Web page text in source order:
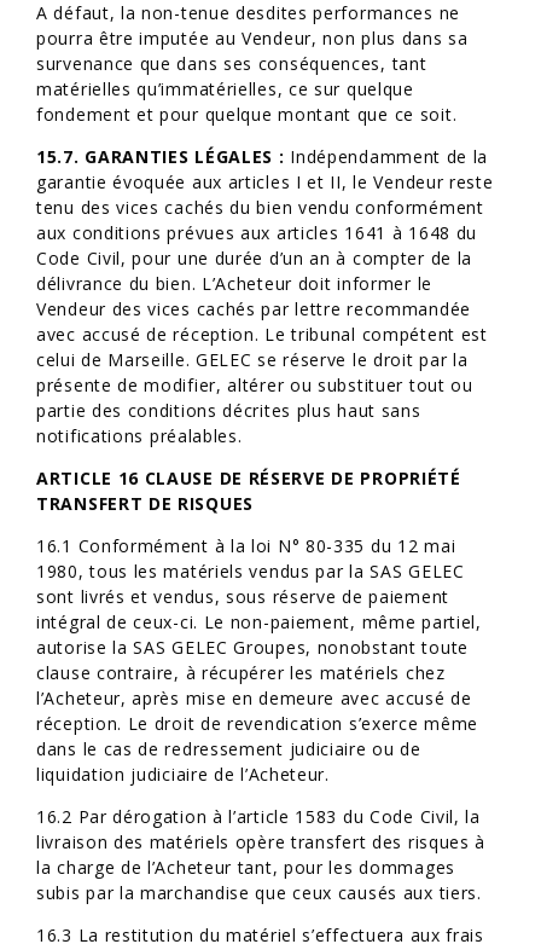
A défaut, la non-tenue desdites performances ne
pourra être imputée au Vendeur, non plus dans sa
survenance que dans ses conséquences, tant
matérielles qu’immatérielles, ce sur quelque
fondement et pour quelque montant que ce soit.
15.7. GARANTIES LÉGALES : Indépendamment de la
garantie évoquée aux articles I et II, le Vendeur reste
tenu des vices cachés du bien vendu conformément
aux conditions prévues aux articles 1641 à 1648 du
Code Civil, pour une durée d’un an à compter de la
délivrance du bien. L’Acheteur doit informer le
Vendeur des vices cachés par lettre recommandée
avec accusé de réception. Le tribunal compétent est
celui de Marseille. GELEC se réserve le droit par la
présente de modifier, altérer ou substituer tout ou
partie des conditions décrites plus haut sans
notifications préalables.
ARTICLE 16 CLAUSE DE RÉSERVE DE PROPRIÉTÉ
TRANSFERT DE RISQUES
16.1 Conformément à la loi N° 80-335 du 12 mai
1980, tous les matériels vendus par la SAS GELEC
sont livrés et vendus, sous réserve de paiement
intégral de ceux-ci. Le non-paiement, même partiel,
autorise la SAS GELEC Groupes, nonobstant toute
clause contraire, à récupérer les matériels chez
l’Acheteur, après mise en demeure avec accusé de
réception. Le droit de revendication s’exerce même
dans le cas de redressement judiciaire ou de
liquidation judiciaire de l’Acheteur.
16.2 Par dérogation à l’article 1583 du Code Civil, la
livraison des matériels opère transfert des risques à
la charge de l’Acheteur tant, pour les dommages
subis par la marchandise que ceux causés aux tiers.
16.3 La restitution du matériel s’effectuera aux frais